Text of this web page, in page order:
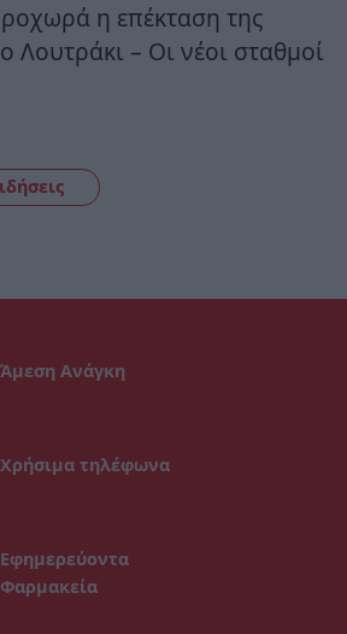
η επέκταση της
Λουτράκι – Οι νέοι σταθμοί
Άμεση Ανάγκη
Χρήσιμα τηλέφωνα
Εφημερεύοντα
Φαρμακεία